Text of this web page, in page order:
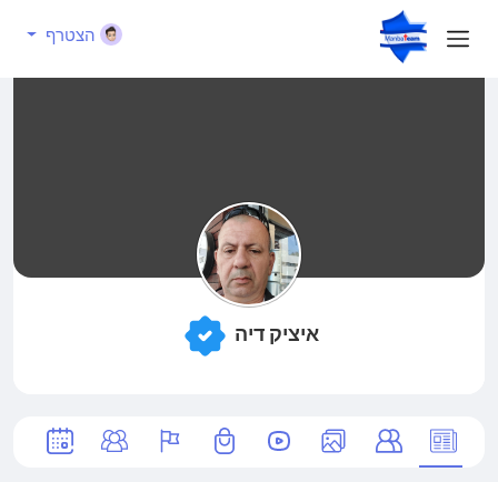
הצטרף
איציק דיה